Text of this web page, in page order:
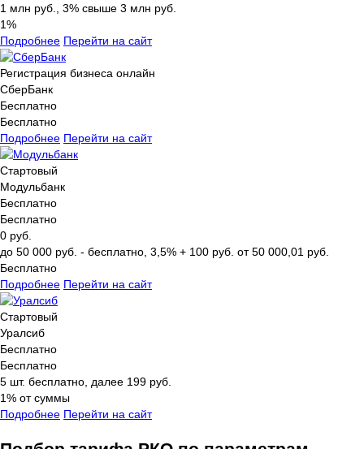
1 млн руб., 3% свыше 3 млн руб.
1%
Подробнее Перейти на сайт
Регистрация бизнеса онлайн
СберБанк
Бесплатно
Бесплатно
Подробнее Перейти на сайт
Стартовый
Модульбанк
Бесплатно
Бесплатно
0 руб.
до 50 000 руб. - бесплатно, 3,5% + 100 руб. от 50 000,01 руб.
Бесплатно
Подробнее Перейти на сайт
Стартовый
Уралсиб
Бесплатно
Бесплатно
5 шт. бесплатно, далее 199 руб.
1% от суммы
Подробнее Перейти на сайт